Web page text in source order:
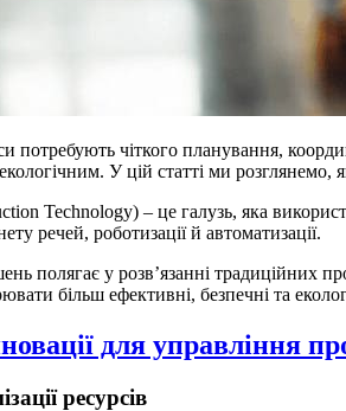
потребують чіткого планування,
У цій статті ми розглянемо,
Technology) – це галузь, яка
речей, роботизації й автоматизації.
полягає у розв’язанні традиційних
більш ефективні, безпечні та
для управління
ресурсів